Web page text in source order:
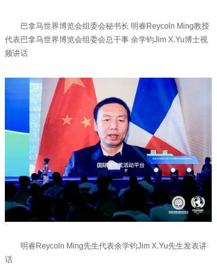
巴拿马世界博览会组委会秘书长 明睿Reycoln Ming教授
代表巴拿马世界博览会组委会总干事 余学钧Jim X.Yu博士视
频讲话
明睿Reycoln Ming先生代表余学钧Jim X.Yu先生发表讲
话